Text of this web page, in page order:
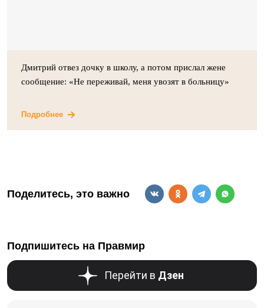
Дмитрий отвез дочку в школу, а потом прислал жене
сообщение: «Не переживай, меня увозят в больницу»
Подробнее
Поделитесь, это важно
Подпишитесь на Правмир
Перейти в Дзен